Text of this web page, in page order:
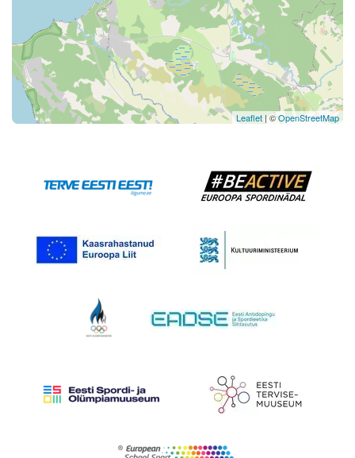
Leaflet | ©OpenStreetMap